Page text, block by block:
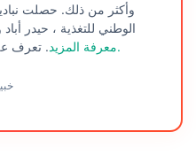
وأكثر من ذلك. حصلت
الوطني للتغذية ، حيدر
معرفة المزيد. تعرف عملية التحرير.